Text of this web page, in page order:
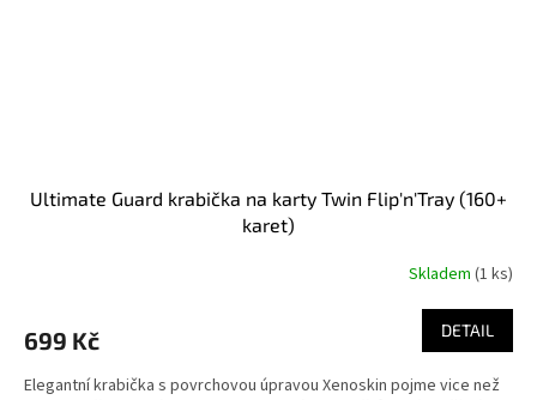
Ultimate Guard krabička na karty Twin Flip'n'Tray (160+
karet)
Skladem (1 ks)
699 Kč DETAIL
Elegantní krabička s povrchovou úpravou Xenoskin pojme vice než